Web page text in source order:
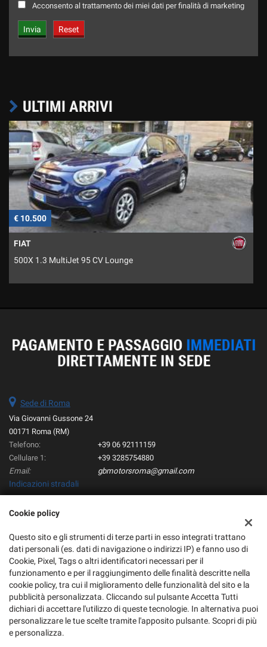
Acconsento al trattamento dei miei dati per finalità di marketing
ULTIMI ARRIVI
€ 10.500
FIAT
500X 1.3 MultiJet 95 CV Lounge
Sede di Roma
Via Giovanni Gussone 24
00171 Roma (RM)
Telefono:
+39 06 92111159
Cellulare 1:
+39 3285754880
Email:
gbmotorsroma@gmail.com
Indicazioni stradali
GB Motors srl
Via Pietro Belon, 151, 00169, Roma (RM)
C.F/P.IVA: 17375631003
Registro delle imprese: RM
Cookie policy
Questo sito e gli strumenti di terze parti in esso integrati trattano
dati personali (es. dati di navigazione o indirizzi IP) e fanno uso di
Cookie, Pixel, Tags o altri identificatori necessari per il
funzionamento e per il raggiungimento delle finalità descritte nella
cookie policy, tra cui il miglioramento delle funzionalità del sito e la
pubblicità personalizzata. Cliccando sul pulsante Accetta Tutti
dichiari di accettare l'utilizzo di queste tecnologie. In alternativa puoi
personalizzare le tue scelte tramite l'apposito pulsante. Scopri di più
e personalizza.